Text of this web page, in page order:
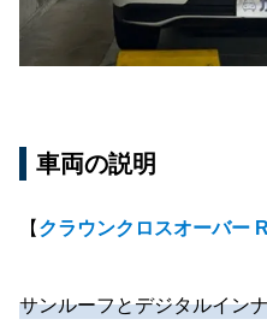
車両の説明
【 クラウンクロスオーバー
サンルーフとデジタルイン